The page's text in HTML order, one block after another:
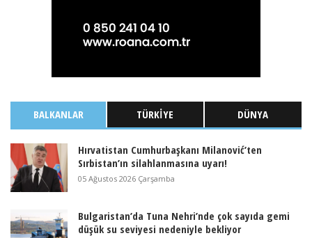
BALKANLAR TÜRKIYE DÜNYA
Hırvatistan Cumhurbaşkanı Milanović’ten
Sırbistan’ın silahlanmasına uyarı!
05 Ağustos 2026 Çarşamba
Bulgaristan’da Tuna Nehri’nde çok sayıda gemi
düşük su seviyesi nedeniyle bekliyor